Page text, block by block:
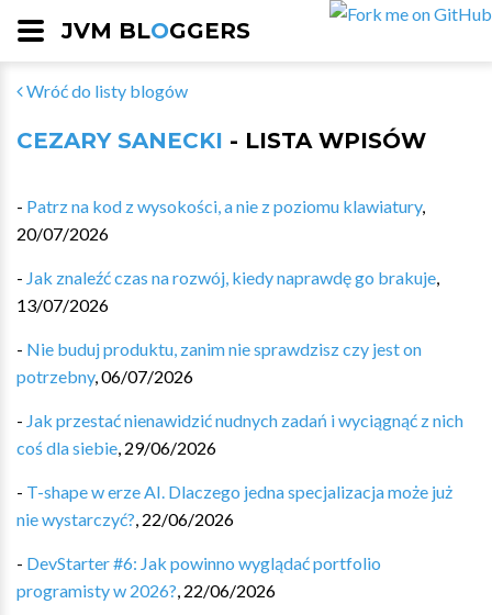
JVM BLOGGERS
Wróć do listy blogów
CEZARY SANECKI - LISTA WPISÓW
- Patrz na kod z wysokości, a nie z poziomu klawiatury,
20/07/2026
- Jak znaleźć czas na rozwój, kiedy naprawdę go brakuje,
13/07/2026
- Nie buduj produktu, zanim nie sprawdzisz czy jest on
potrzebny,06/07/2026
- Jak przestać nienawidzić nudnych zadań i wyciągnąć z nich
coś dla siebie, 29/06/2026
- T-shape w erze AI. Dlaczego jedna specjalizacja może już
nie wystarczyć?, 22/06/2026
- DevStarter #6: Jak powinno wyglądać portfolio
programisty w 2026?, 22/06/2026